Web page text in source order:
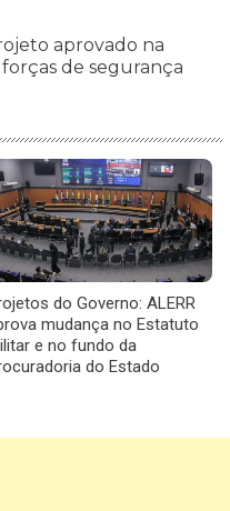
aprovado na
de segurança
do Governo: ALERR
mudança no Estatuto
e no fundo da
do Estado